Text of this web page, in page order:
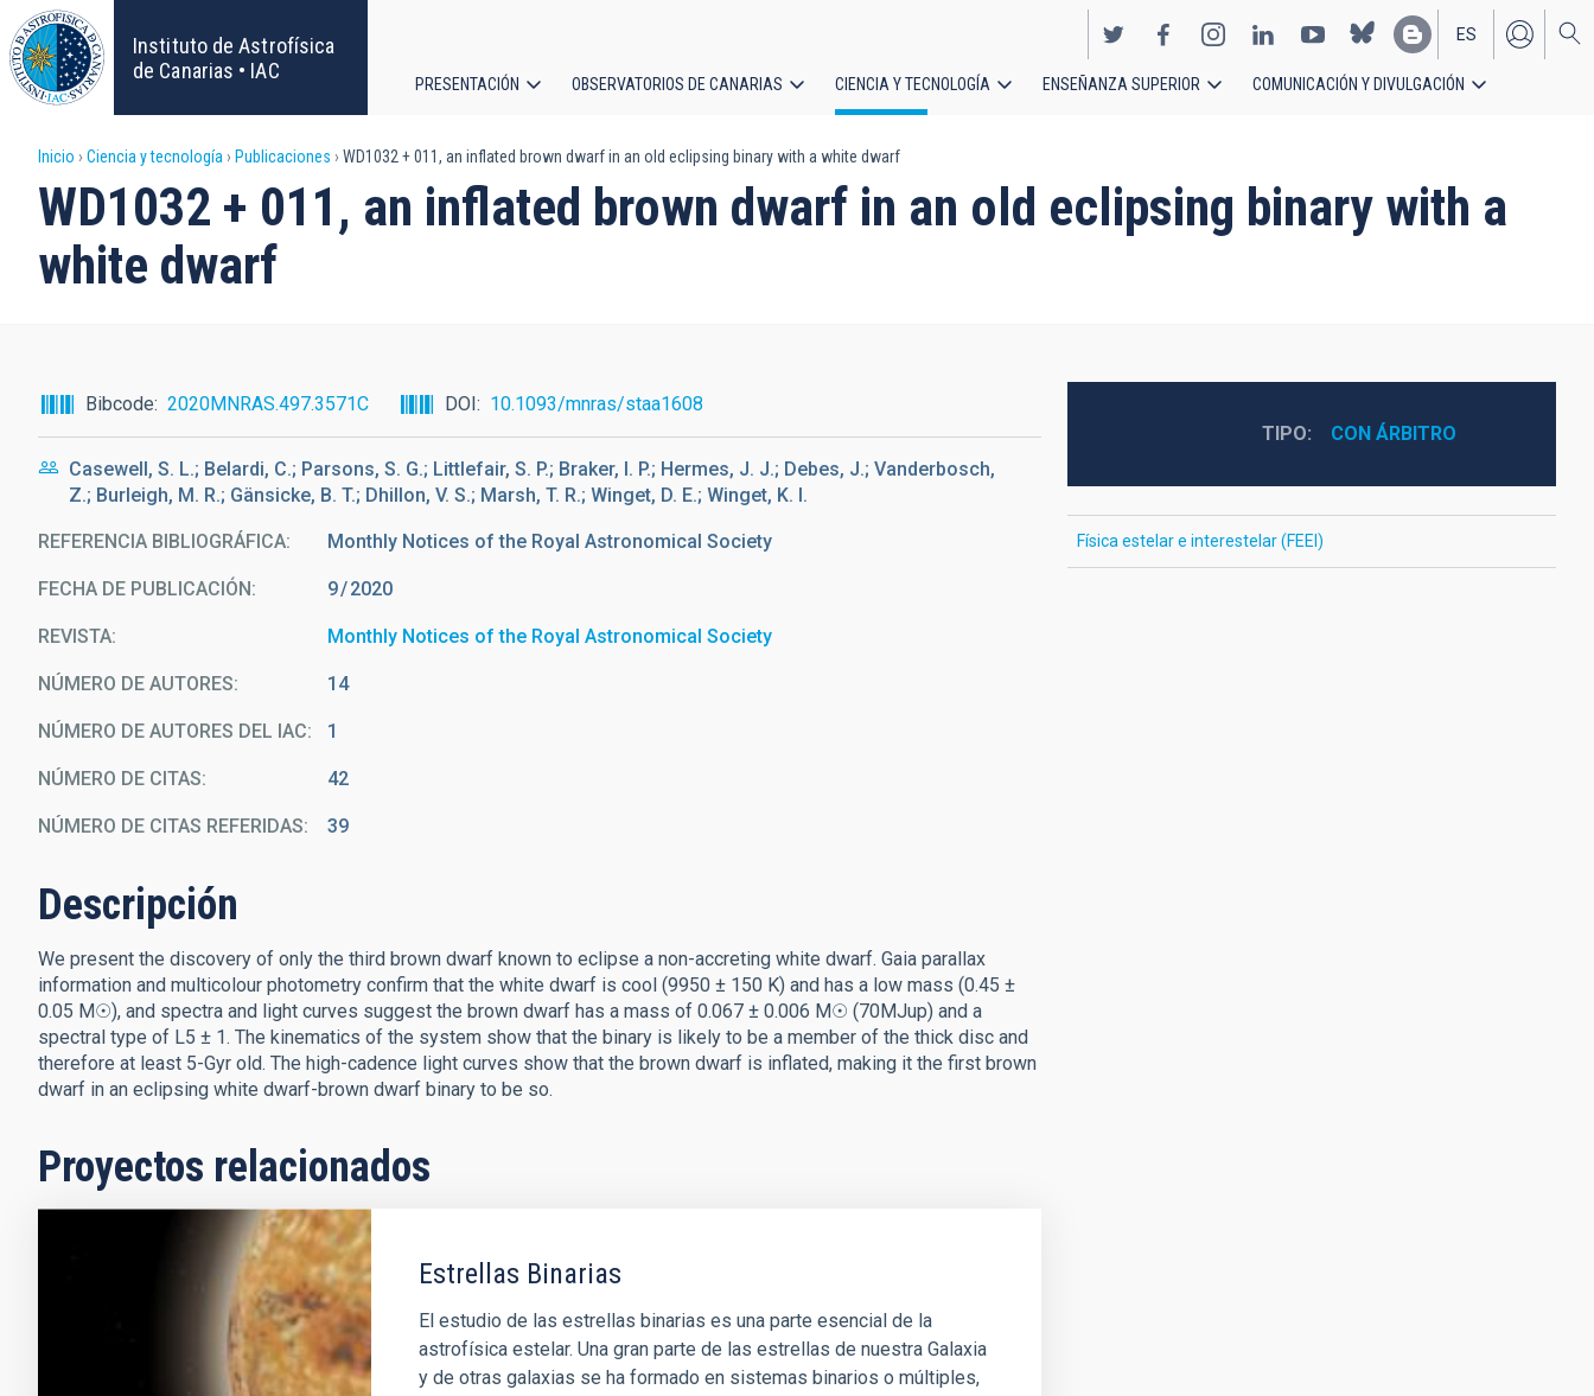
Pasar
al
contenido
principal
Instituto de Astrofísica
de Canarias • IAC
EN
ES
principal
PRESENTACIÓN OBSERVATORIOS DE CANARIAS CIENCIA Y TECNOLOGÍA ENSEÑANZA SUPERIOR COMUNICACIÓN Y DIVULGACIÓN
Sobrescribir
enlaces
de
a
la
navegación
Inicio Ciencia y tecnología Publicaciones WD1032 + 011, an inflated brown dwarf in an old eclipsing binary with a white dwarf
WD1032 + 011, an inflated brown dwarf in an old eclipsing binary with a
white dwarf
Bibcode 2020MNRAS.497.3571C DOI 10.1093/mnras/staa1608
Casewell, S. L.; Belardi, C.; Parsons, S. G.; Littlefair, S. P.; Braker, I. P.; Hermes, J. J.; Debes, J.; Vanderbosch,
Z.; Burleigh, M. R.; Gänsicke, B. T.; Dhillon, V. S.; Marsh, T. R.; Winget, D. E.; Winget, K. I.
REFERENCIA BIBLIOGRÁFICA Monthly Notices of the Royal Astronomical Society
FECHA DE PUBLICACIÓN: 9 2020
REVISTA Monthly Notices of the Royal Astronomical Society
NÚMERO DE AUTORES 14
NÚMERO DE AUTORES DEL IAC 1
NÚMERO DE CITAS 42
NÚMERO DE CITAS REFERIDAS 39
Descripción
We present the discovery of only the third brown dwarf known to eclipse a non-accreting white dwarf. Gaia parallax
information and multicolour photometry confirm that the white dwarf is cool (9950 ± 150 K) and has a low mass (0.45 ±
0.05 M☉), and spectra and light curves suggest the brown dwarf has a mass of 0.067 ± 0.006 M☉ (70MJup) and a
spectral type of L5 ± 1. The kinematics of the system show that the binary is likely to be a member of the thick disc and
therefore at least 5-Gyr old. The high-cadence light curves show that the brown dwarf is inflated, making it the first brown
dwarf in an eclipsing white dwarf-brown dwarf binary to be so.
Proyectos relacionados
Estrellas Binarias
El estudio de las estrellas binarias es una parte esencial de la
astrofísica estelar. Una gran parte de las estrellas de nuestra Galaxia
y de otras galaxias se ha formado en sistemas binarios o múltiples,
TIPO CON ÁRBITRO
Física estelar e interestelar (FEEI)